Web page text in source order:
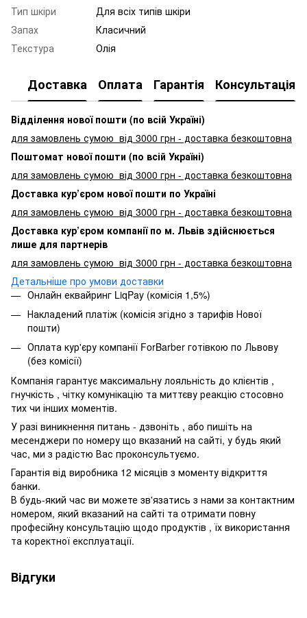
Тип шкіри
Для всіх типів шкіри
Запах
Класичний
Текстура
Олія
Доставка Оплата Гарантія Консультація
Відділення нової пошти (по всій Україні)
для замовлень сумою від 3000 грн - доставка безкоштовна
Поштомат нової пошти (по всій Україні)
для замовлень сумою від 3000 грн - доставка безкоштовна
Доставка кур’єром нової пошти по Україні
для замовлень сумою від 3000 грн - доставка безкоштовна
Доставка кур’єром компанії по м. Львів здійснюється
лише для партнерів
для замовлень сумою від 3000 грн - доставка безкоштовна
Детальніше про умови доставки
Онлайн еквайринг LiqPay (комісія 1,5%)
Накладений платіж (комісія згідно з тарифів Нової
пошти)
Оплата кур'єру компанії ForBarber готівкою по Львову
(без комісії)
Компанія гарантує максимальну лояльність до клієнтів ,
гнучкість , чітку комунікацію та миттєву реакцію стосовно
тих чи інших моментів.
У разі виникнення питань - дзвоніть , або пишіть на
месенджери по номеру що вказаний на сайті, у будь який
час, ми з радістю Вас проконсультуємо.
Гарантія від виробника 12 місяців з моменту відкриття
банки.
В будь-який час ви можете зв'язатись з нами за контактним
номером, який вказаний на сайті та отримати повну
професійну консультацію щодо продуктів , їх використання
та коректної експлуатації.
Відгуки